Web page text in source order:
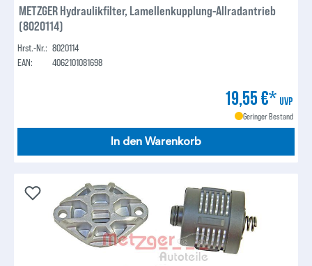
METZGER Hydraulikfilter, Lamellenkupplung-Allradantrieb
(8020114)
Hrst.-Nr.: 8020114
EAN:
4062101081698
19,55 €* UVP
Geringer Bestand
In den Warenkorb